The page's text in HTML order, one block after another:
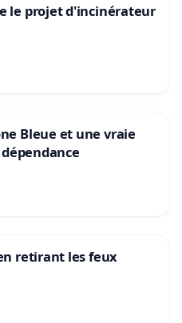
le projet d'incinérateur
Bleue et une vraie
retirant les feux